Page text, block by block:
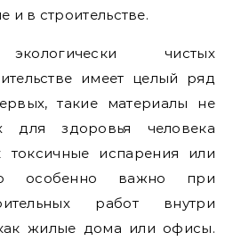
и в строительстве.
чистых
имеет целый ряд
такие материалы не
для здоровья человека
токсичные испарения или
особенно важно при
работ внутри
жилые дома или офисы.